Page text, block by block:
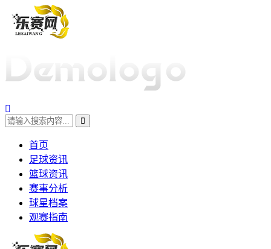
首页
足球资讯
篮球资讯
赛事分析
球星档案
观赛指南